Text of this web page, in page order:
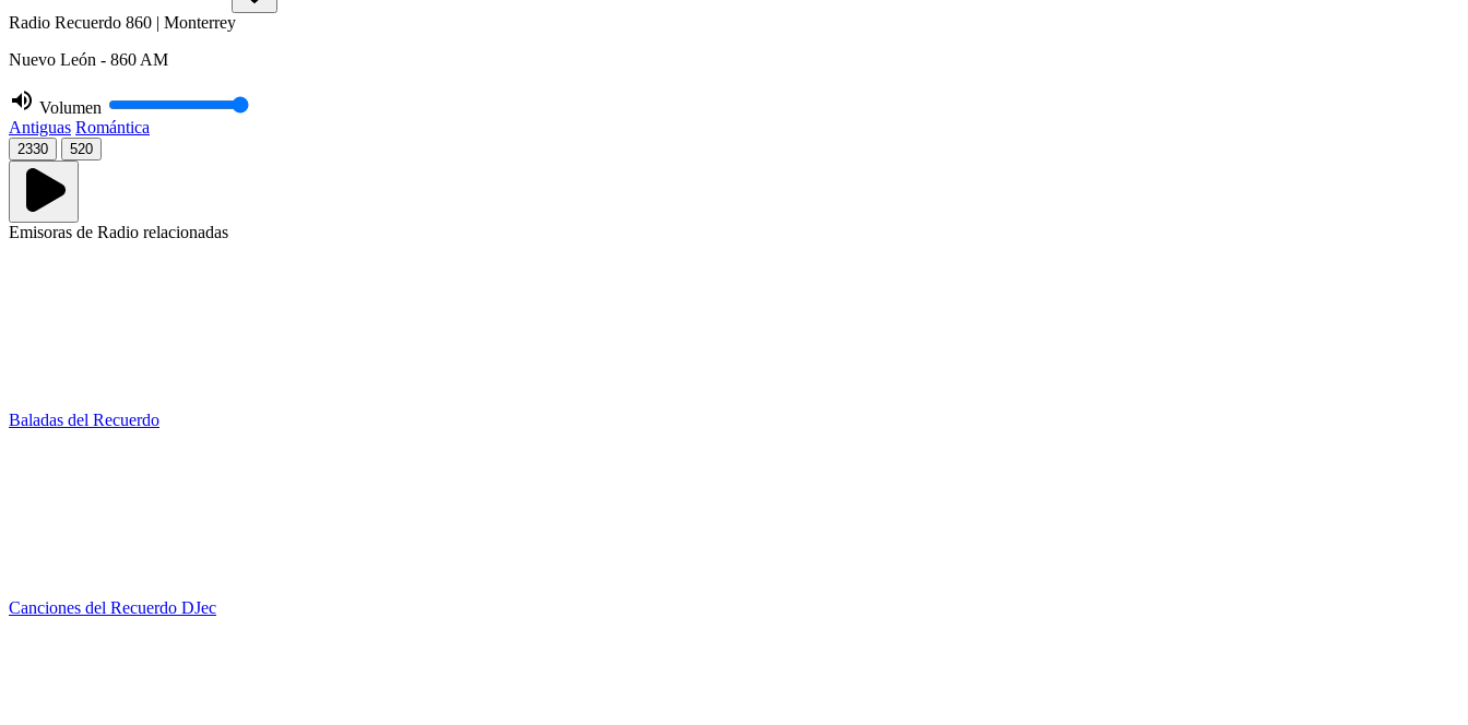
Radio Recuerdo 860 | Monterrey
Nuevo León - 860 AM
Volumen
Antiguas Romántica
2330 520
Emisoras de Radio relacionadas
Baladas del Recuerdo
Canciones del Recuerdo DJec